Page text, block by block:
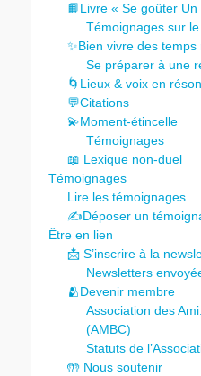
📙Livre « Se goûter
Témoignages sur
✨Bien vivre des
Se préparer à une
🌀Lieux & voix en
💬Citations
💫Moment-étincelle
Témoignages
📖 Lexique non-duel
Témoignages
Lire les témoignages
✍️Déposer un
Être en lien
📩 S’inscrire à la
Newsletters
🫂Devenir membre
Association des
(AMBC)
Statuts de
🤲 Nous soutenir